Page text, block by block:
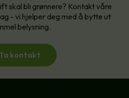
skal bli grønnere? Kontakt våre
- vi hjelper deg med å bytte ut
belysning.
kontakt